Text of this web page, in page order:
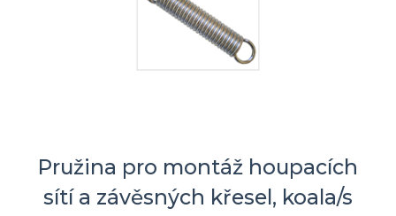
Pružina pro montáž houpacích
sítí a závěsných křesel, koala/s